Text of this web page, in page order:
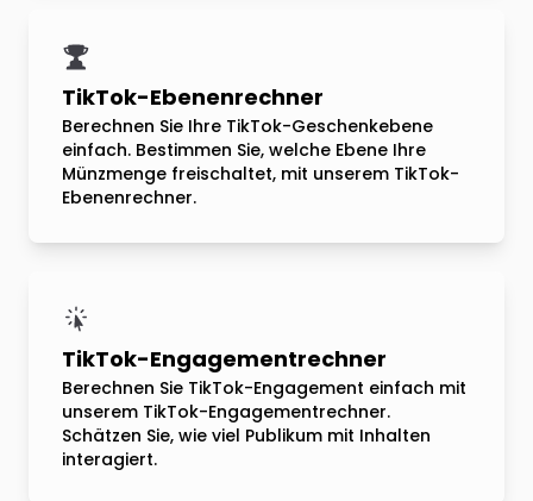
TikTok-Ebenenrechner
Berechnen Sie Ihre TikTok-Geschenkebene
einfach. Bestimmen Sie, welche Ebene Ihre
Münzmenge freischaltet, mit unserem TikTok-
Ebenenrechner.
TikTok-Engagementrechner
Berechnen Sie TikTok-Engagement einfach mit
unserem TikTok-Engagementrechner.
Schätzen Sie, wie viel Publikum mit Inhalten
interagiert.